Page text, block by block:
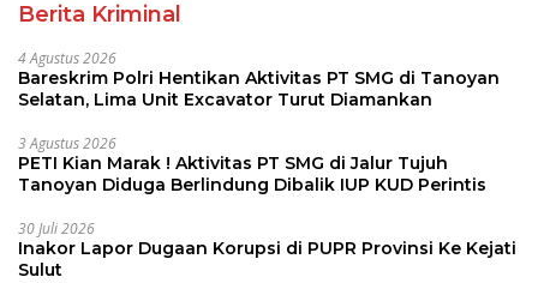
Berita Kriminal
4 Agustus 2026
Bareskrim Polri Hentikan Aktivitas PT SMG di Tanoyan
Selatan, Lima Unit Excavator Turut Diamankan
3 Agustus 2026
PETI Kian Marak ! Aktivitas PT SMG di Jalur Tujuh
Tanoyan Diduga Berlindung Dibalik IUP KUD Perintis
30 Juli 2026
Inakor Lapor Dugaan Korupsi di PUPR Provinsi Ke Kejati
Sulut